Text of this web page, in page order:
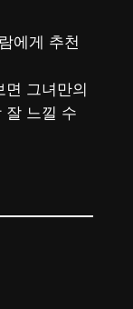
에게 추천
그녀만의
잘 느낄 수